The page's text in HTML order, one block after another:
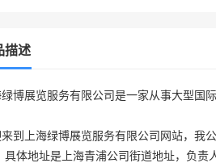
描述
绿博展览服务有限公司是一家从事大型
到上海绿博展览服务有限公司网站，我
具体地址是 上海青浦公司街道地址，负责